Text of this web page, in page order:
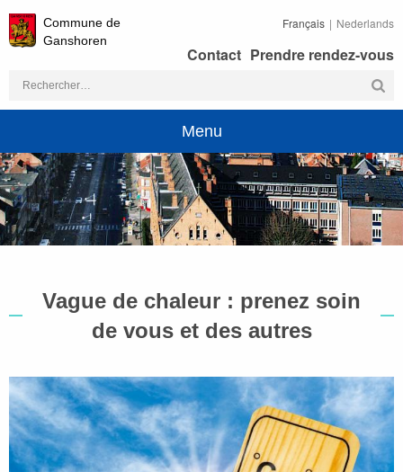
Commune de
Ganshoren
Français Nederlands
Prendre rendez-vous
Contact
Rechercher :
Menu
Vague de chaleur : prenez soin
de vous et des autres